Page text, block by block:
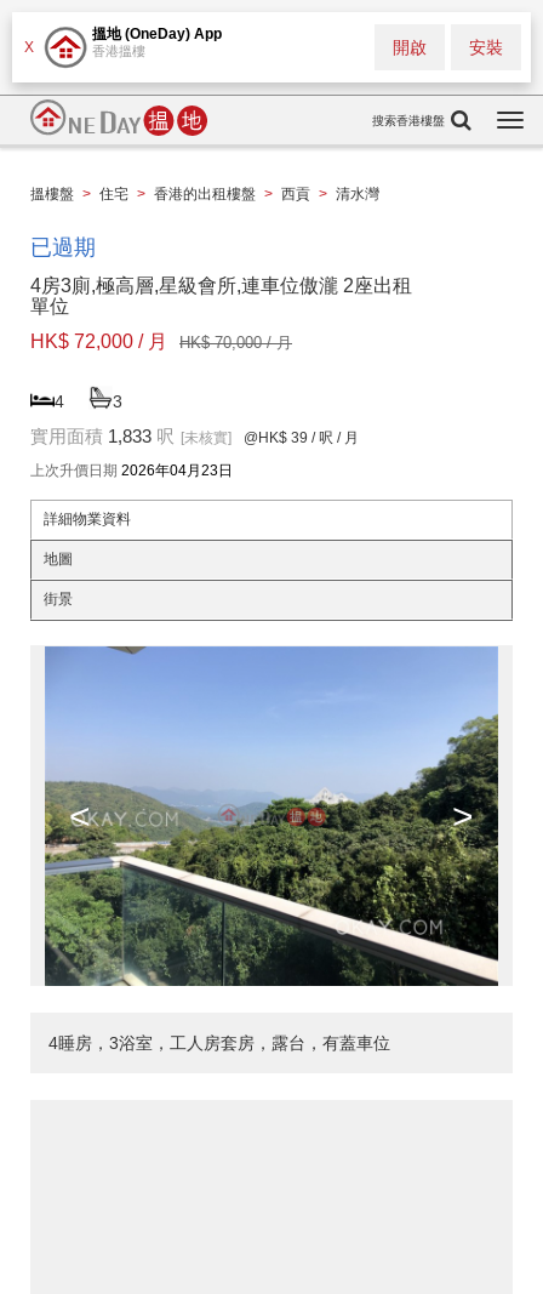
X
搵地 (OneDay) App
香港搵樓 安裝
開啟
搜索香港樓盤
搵樓盤 > 住宅 > 香港的出租樓盤 > 西貢 > 清水灣
已過期
4房3廁,極高層,星級會所,連車位傲瀧 2座出租
單位
HK$ 72,000 / 月
HK$ 70,000 / 月
4 3
實用面積 1,833 呎 [未核實] @HK$ 39 / 呎 / 月
上次升價日期 2026年04月23日
詳細物業資料
地圖
街景
< >
4睡房，3浴室，工人房套房，露台，有蓋車位